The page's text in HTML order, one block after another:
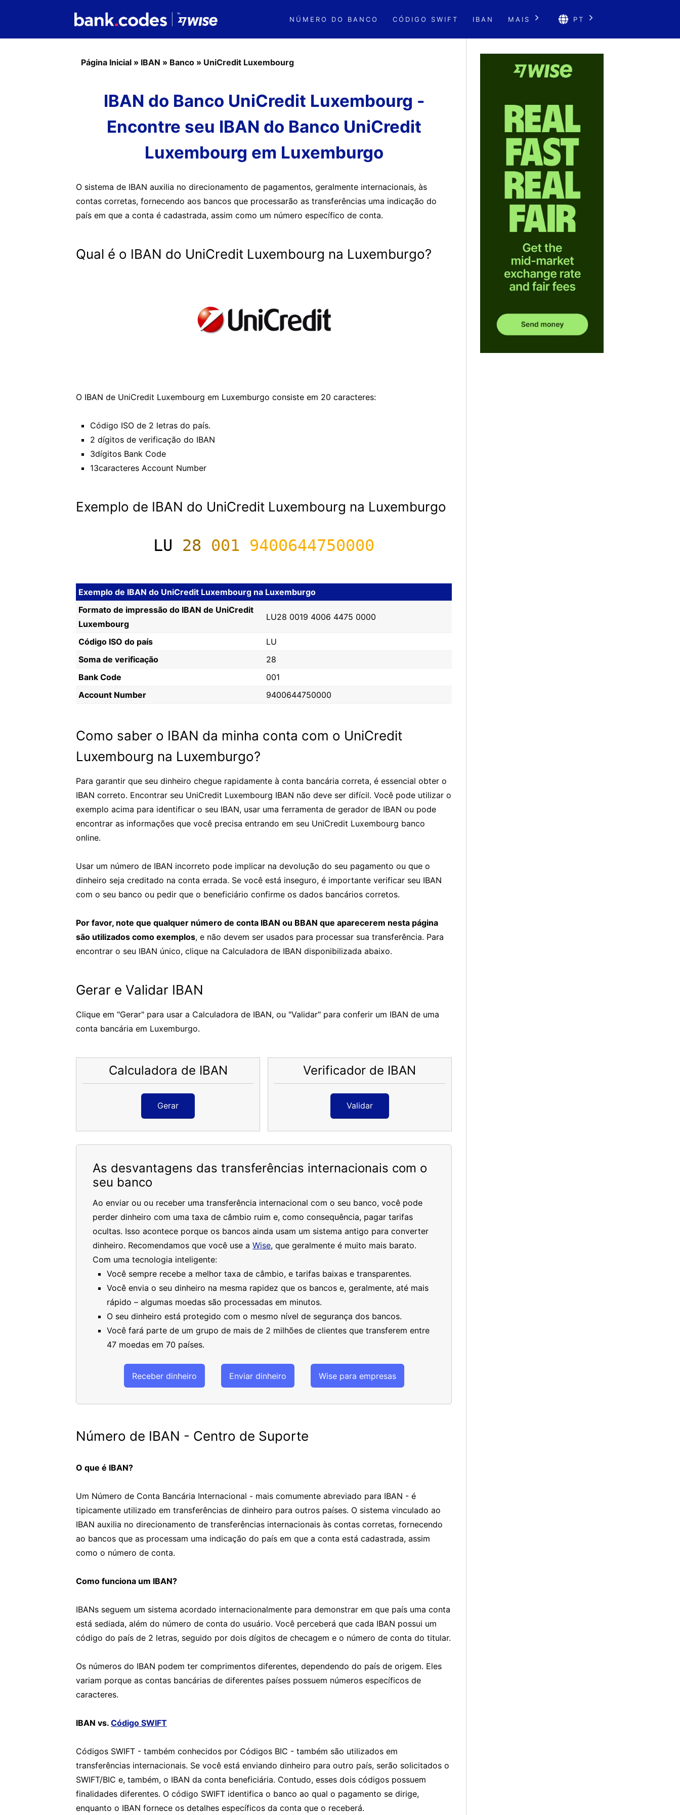
NÚMERO DO BANCO CÓDIGO SWIFT IBAN MAIS PT
Página Inicial » IBAN » Banco » UniCredit Luxembourg
IBAN do Banco UniCredit Luxembourg -
Encontre seu IBAN do Banco UniCredit
Luxembourg em Luxemburgo
O sistema de IBAN auxilia no direcionamento de pagamentos, geralmente internacionais, às
contas corretas, fornecendo aos bancos que processarão as transferências uma indicação do
país em que a conta é cadastrada, assim como um número específico de conta.
Qual é o IBAN do UniCredit Luxembourg na Luxemburgo?
O IBAN de UniCredit Luxembourg em Luxemburgo consiste em 20 caracteres:
Código ISO de 2 letras do país.
2 dígitos de verificação do IBAN
3dígitos Bank Code
13caracteres Account Number
Exemplo de IBAN do UniCredit Luxembourg na Luxemburgo
LU 28 001 9400644750000
Exemplo de IBAN do UniCredit Luxembourg na Luxemburgo
Formato de impressão do IBAN de UniCredit
Luxembourg
LU28 0019 4006 4475 0000
Código ISO do país
LU
Soma de verificação
28
Bank Code
001
Account Number
9400644750000
Como saber o IBAN da minha conta com o UniCredit
Luxembourg na Luxemburgo?
Para garantir que seu dinheiro chegue rapidamente à conta bancária correta, é essencial obter o
IBAN correto. Encontrar seu UniCredit Luxembourg IBAN não deve ser difícil. Você pode utilizar o
exemplo acima para identificar o seu IBAN, usar uma ferramenta de gerador de IBAN ou pode
encontrar as informações que você precisa entrando em seu UniCredit Luxembourg banco
online.
Usar um número de IBAN incorreto pode implicar na devolução do seu pagamento ou que o
dinheiro seja creditado na conta errada. Se você está inseguro, é importante verificar seu IBAN
com o seu banco ou pedir que o beneficiário confirme os dados bancários corretos.
Por favor, note que qualquer número de conta IBAN ou BBAN que aparecerem nesta página
são utilizados como exemplos, e não devem ser usados para processar sua transferência. Para
encontrar o seu IBAN único, clique na Calculadora de IBAN disponibilizada abaixo.
Gerar e Validar IBAN
Clique em "Gerar" para usar a Calculadora de IBAN, ou "Validar" para conferir um IBAN de uma
conta bancária em Luxemburgo.
Calculadora de IBAN
Gerar
Verificador de IBAN
Validar
As desvantagens das transferências internacionais com o
seu banco
Ao enviar ou ou receber uma transferência internacional com o seu banco, você pode
perder dinheiro com uma taxa de câmbio ruim e, como consequência, pagar tarifas
ocultas. Isso acontece porque os bancos ainda usam um sistema antigo para converter
dinheiro. Recomendamos que você use a Wise, que geralmente é muito mais barato.
Com uma tecnologia inteligente:
Você sempre recebe a melhor taxa de câmbio, e tarifas baixas e transparentes.
Você envia o seu dinheiro na mesma rapidez que os bancos e, geralmente, até mais
rápido – algumas moedas são processadas em minutos.
O seu dinheiro está protegido com o mesmo nível de segurança dos bancos.
Você fará parte de um grupo de mais de 2 milhões de clientes que transferem entre
47 moedas em 70 países.
Receber dinheiro Enviar dinheiro Wise para empresas
Número de IBAN - Centro de Suporte
O que é IBAN?
Um Número de Conta Bancária Internacional - mais comumente abreviado para IBAN - é
tipicamente utilizado em transferências de dinheiro para outros países. O sistema vinculado ao
IBAN auxilia no direcionamento de transferências internacionais às contas corretas, fornecendo
ao bancos que as processam uma indicação do país em que a conta está cadastrada, assim
como o número de conta.
Como funciona um IBAN?
IBANs seguem um sistema acordado internacionalmente para demonstrar em que país uma conta
está sediada, além do número de conta do usuário. Você perceberá que cada IBAN possui um
código do país de 2 letras, seguido por dois dígitos de checagem e o número de conta do titular.
Os números do IBAN podem ter comprimentos diferentes, dependendo do país de origem. Eles
variam porque as contas bancárias de diferentes países possuem números específicos de
caracteres.
IBAN vs. Código SWIFT
Códigos SWIFT - também conhecidos por Códigos BIC - também são utilizados em
transferências internacionais. Se você está enviando dinheiro para outro país, serão solicitados o
SWIFT/BIC e, também, o IBAN da conta beneficiária. Contudo, esses dois códigos possuem
finalidades diferentes. O código SWIFT identifica o banco ao qual o pagamento se dirige,
enquanto o IBAN fornece os detalhes específicos da conta que o receberá.